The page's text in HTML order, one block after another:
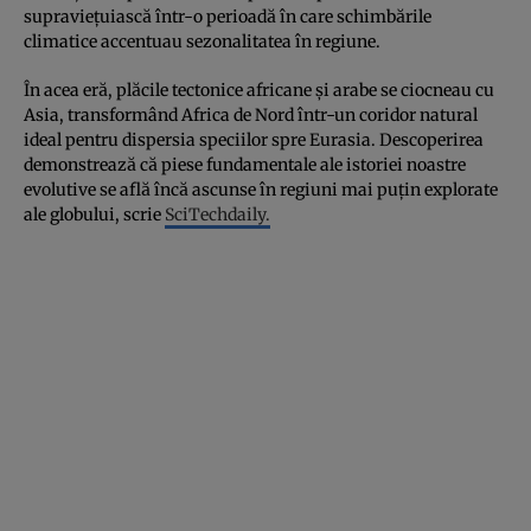
supraviețuiască într-o perioadă în care schimbările
climatice accentuau sezonalitatea în regiune.
În acea eră, plăcile tectonice africane și arabe se ciocneau cu
Asia, transformând Africa de Nord într-un coridor natural
ideal pentru dispersia speciilor spre Eurasia. Descoperirea
demonstrează că piese fundamentale ale istoriei noastre
evolutive se află încă ascunse în regiuni mai puțin explorate
ale globului, scrie SciTechdaily.